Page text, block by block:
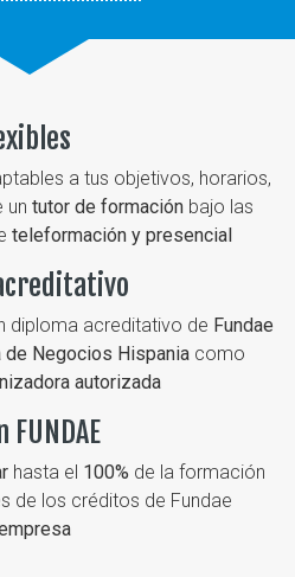
a tus objetivos, horarios,
un tutor de formación bajo las
teleformación y presencial
diploma acreditativo de Fundae
de Negocios Hispania como
autorizada
hasta el 100% de la formación
de los créditos de Fundae